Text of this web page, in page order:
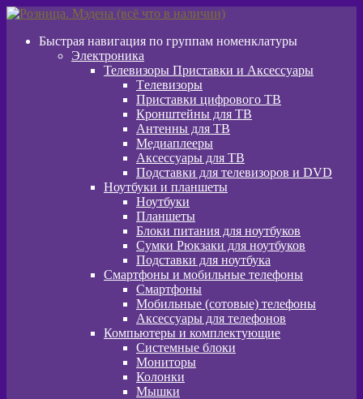
Перейти
навигации
Перейти
содержимому
Быстрая навигация по группам номенклатуры
Электроника
Телевизоры Приставки и Аксессуары
Tелевизоры
Приставки цифрового ТВ
Кронштейны для ТВ
Антенны для ТВ
Медиаплееры
Аксессуары для ТВ
Подставки для телевизоров и DVD
Ноутбуки и планшеты
Ноутбуки
Планшеты
Блоки питания для ноутбуков
Сумки Рюкзаки для ноутбуков
Подставки для ноутбука
Смартфоны и мобильные телефоны
Смартфоны
Мобильные (сотовые) телефоны
Аксессуары для телефонов
Компьютеры и комплектующие
Системные блоки
Мониторы
Колонки
Мышки